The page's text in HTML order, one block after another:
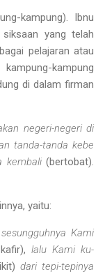
kampung). Ibnu
yang telah
pelajaran atau
kampung
di dalam firman
negeri-negeri di
tanda-tanda kebe­
kembali (bertobat).
yaitu:
Kami
lalu Kami ku­
dari tepi-tepinya